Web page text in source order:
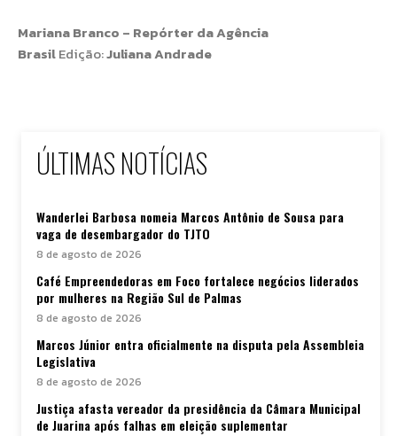
Mariana Branco – Repórter da Agência
BrasilEdição:Juliana Andrade
ÚLTIMAS NOTÍCIAS
Wanderlei Barbosa nomeia Marcos Antônio de Sousa para
vaga de desembargador do TJTO
8 de agosto de 2026
Café Empreendedoras em Foco fortalece negócios liderados
por mulheres na Região Sul de Palmas
8 de agosto de 2026
Marcos Júnior entra oficialmente na disputa pela Assembleia
Legislativa
8 de agosto de 2026
Justiça afasta vereador da presidência da Câmara Municipal
de Juarina após falhas em eleição suplementar